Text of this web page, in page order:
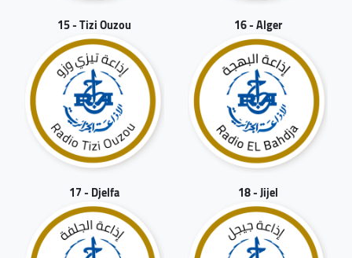
15 - Tizi Ouzou 16 - Alger
17 - Djelfa 18 - Jijel